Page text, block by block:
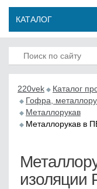
КАТАЛОГ
220vek
Каталог
Гофра,
Металлорукав
Металлорукав в